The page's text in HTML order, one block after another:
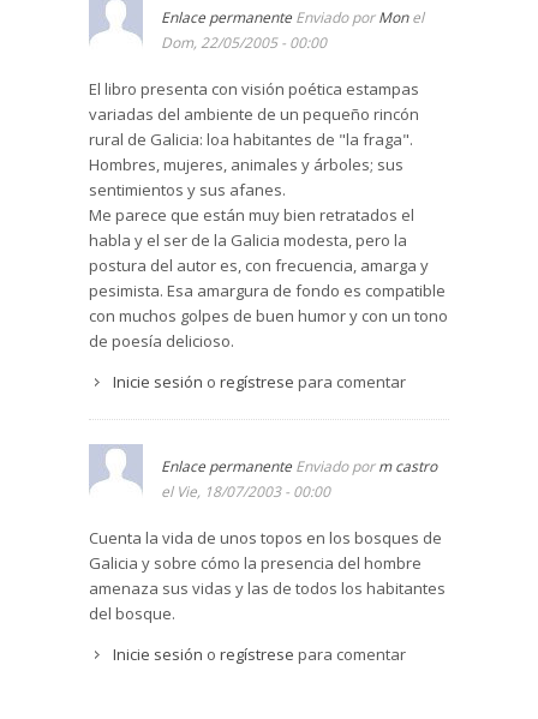
Enlace permanente Enviado porMonel
Dom, 22/05/2005 - 00:00
El libro presenta con visión poética estampas
variadas del ambiente de un pequeño rincón
rural de Galicia: loa habitantes de "la fraga".
Hombres, mujeres, animales y árboles; sus
sentimientos y sus afanes.
Me parece que están muy bien retratados el
habla y el ser de la Galicia modesta, pero la
postura del autor es, con frecuencia, amarga y
pesimista. Esa amargura de fondo es compatible
con muchos golpes de buen humor y con un tono
de poesía delicioso.
Inicie sesión o regístrese para comentar
Enlace permanente Enviado porm castro
el Vie, 18/07/2003 - 00:00
Cuenta la vida de unos topos en los bosques de
Galicia y sobre cómo la presencia del hombre
amenaza sus vidas y las de todos los habitantes
del bosque.
Inicie sesión o regístrese para comentar